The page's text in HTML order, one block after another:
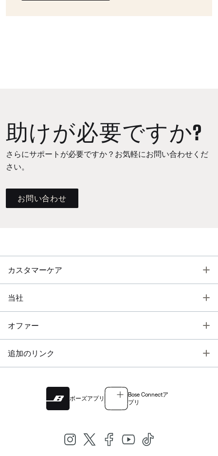
助けが必要ですか?
さらにサポートが必要ですか？お気軽にお問い合わせくだ
さい。
お問い合わせ
カスタマーケア
当社
オファー
追加のリンク
ボーズアプリ
Bose Connectア
プリ